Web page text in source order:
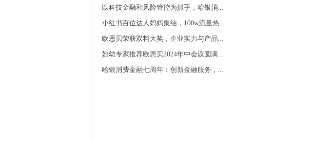
以科技金融和风险管控为抓手，哈银消...
小红书百位达人妈妈集结，100w流量热...
欧恩贝荣获双料大奖，企业实力与产品...
妇幼专家推荐欧恩贝2024年中会议圆满...
哈银消费金融七周年：创新金融服务，...